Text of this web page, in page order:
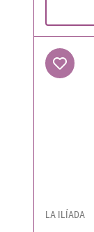
LA ILÍADA